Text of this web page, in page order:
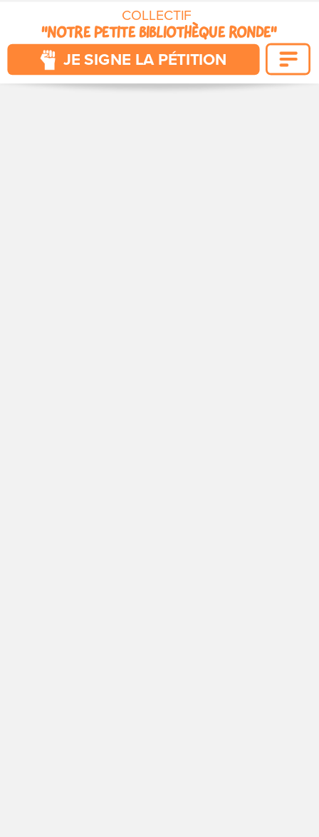
JE SIGNE LA PÉTITION
COLLECTIF
"NOTRE PETITE BIBLIOTHÈQUE RONDE"
POUR QUE VIVENT NOS CITÉS